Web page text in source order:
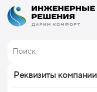
Реквизиты компании